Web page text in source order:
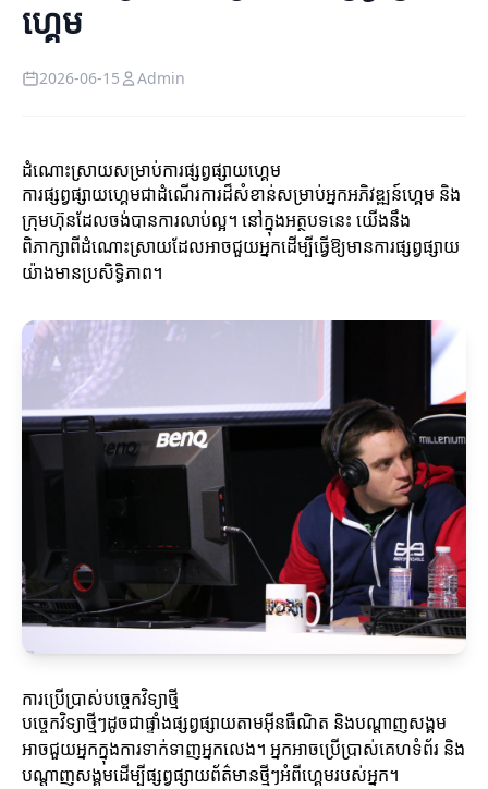
ហ្គេម
2026-06-15 Admin
ដំណោះស្រាយសម្រាប់ការផ្សព្វផ្សាយហ្គេម
ការផ្សព្វផ្សាយហ្គេមជាដំណើរការដ៏សំខាន់សម្រាប់អ្នកអភិវឌ្ឍន៍ហ្គេម និង
ក្រុមហ៊ុនដែលចង់បានការលាប់ល្អ។ នៅក្នុងអត្ថបទនេះ យើងនឹង
ពិភាក្សាពីដំណោះស្រាយដែលអាចជួយអ្នកដើម្បីធ្វើឱ្យមានការផ្សព្វផ្សាយ
យ៉ាងមានប្រសិទ្ធិភាព។
ការប្រើប្រាស់បច្ចេកវិទ្យាថ្មី
បច្ចេកវិទ្យាថ្មីៗដូចជាផ្ទាំងផ្សព្វផ្សាយតាមអ៊ីនធឺណិត និងបណ្តាញសង្គម
អាចជួយអ្នកក្នុងការទាក់ទាញអ្នកលេង។ អ្នកអាចប្រើប្រាស់គេហទំព័រ និង
បណ្តាញសង្គមដើម្បីផ្សព្វផ្សាយព័ត៌មានថ្មីៗអំពីហ្គេមរបស់អ្នក។